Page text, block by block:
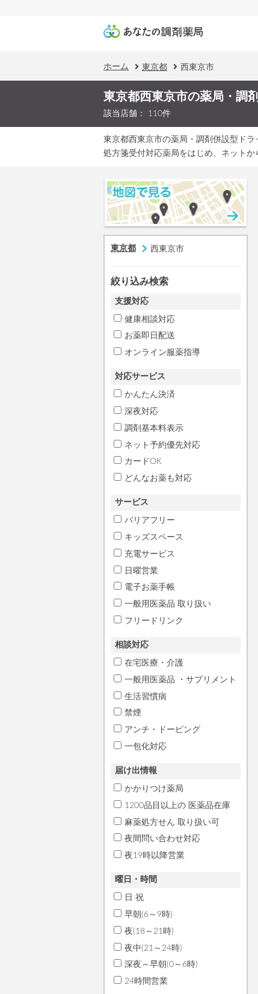
ホーム 東京都 西東京市
東京都西東京市の薬局・調
該当店舗： 110件
東京都西東京市の薬局・調剤併設型ド
処方箋受付対応薬局をはじめ、ネットか
東京都 西東京市
絞り込み検索
支援対応
健康相談対応
お薬即日配送
オンライン服薬指導
対応サービス
かんたん決済
深夜対応
調剤基本料表示
ネット予約優先対応
カードOK
どんなお薬も対応
サービス
バリアフリー
キッズスペース
充電サービス
日曜営業
電子お薬手帳
一般用医薬品 取り扱い
フリードリンク
相談対応
在宅医療・介護
一般用医薬品 ・サプリメント
生活習慣病
禁煙
アンチ・ドーピング
一包化対応
届け出情報
かかりつけ薬局
1200品目以上の 医薬品在庫
麻薬処方せん 取り扱い可
夜間問い合わせ対応
夜19時以降営業
曜日・時間
日 祝
早朝(6～9時)
夜(18～21時)
夜中(21～24時)
深夜～早朝(0～6時)
24時間営業